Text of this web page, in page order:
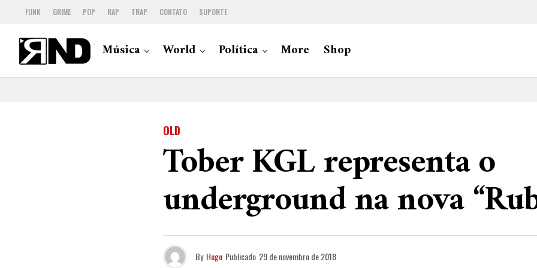
FUNK GRIME POP RAP TRAP CONTATO SUPORTE
Música World Política More Shop
OLD
Tober KGL representa o
underground na nova
By Hugo Publicado 29 de novembro de 2018